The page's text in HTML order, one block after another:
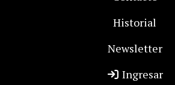
Historial
Newsletter
Ingresar